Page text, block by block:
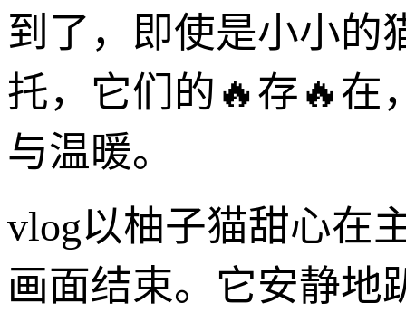
到了，即使是小小的
托，它们的🔥存🔥在
与温暖。
vlog以柚子猫甜心在
画面结束。它安静地